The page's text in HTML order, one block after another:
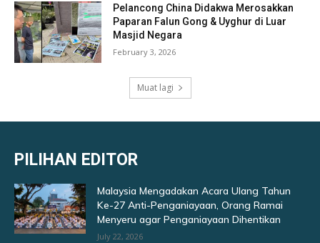
Pelancong China Didakwa Merosakkan
Paparan Falun Gong & Uyghur di Luar
Masjid Negara
February 3, 2026
Muat lagi
PILIHAN EDITOR
Malaysia Mengadakan Acara Ulang Tahun
Ke-27 Anti-Penganiayaan, Orang Ramai
Menyeru agar Penganiayaan Dihentikan
July 22, 2026